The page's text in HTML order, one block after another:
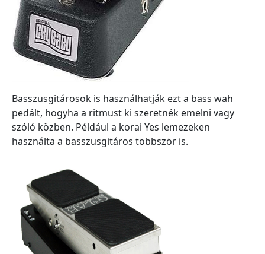
Basszusgitárosok is használhatják ezt a bass wah
pedált, hogyha a ritmust ki szeretnék emelni vagy
szóló közben. Például a korai Yes lemezeken
használta a basszusgitáros többször is.